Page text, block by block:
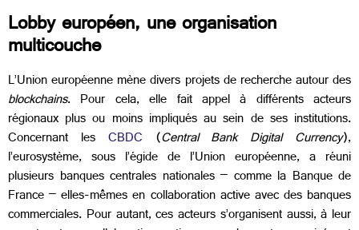
Lobby européen, une organisation
multicouche
L’Union européenne mène divers projets de recherche autour des
blockchains. Pour cela, elle fait appel à différents acteurs
régionaux plus ou moins impliqués au sein de ses institutions.
Concernant les CBDC (Central Bank Digital Currency),
l’eurosystème, sous l’égide de l’Union européenne, a réuni
plusieurs banques centrales nationales – comme la Banque de
France – elles-mêmes en collaboration active avec des banques
commerciales. Pour autant, ces acteurs s’organisent aussi, à leur